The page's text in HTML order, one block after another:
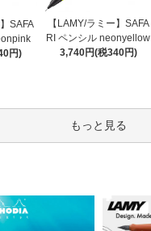
SAFA
円)
【LAMY/ラミー】SAFA
RI ペンシル neonyellow
3,740円(税340円)
もっと見る